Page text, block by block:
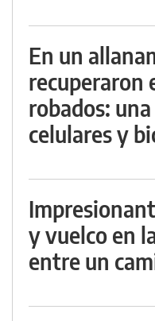
En un
recuperaron
robados:
celulares y
y vuelco en
entre un